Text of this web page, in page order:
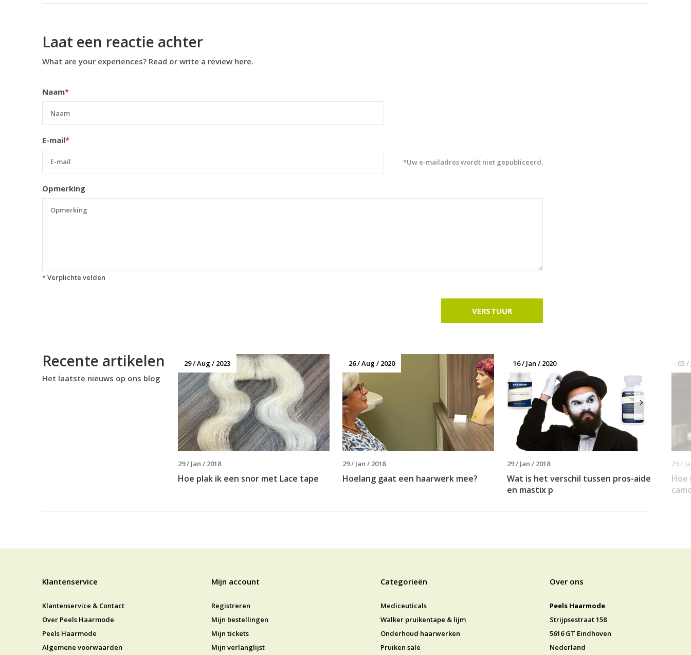
Laat een reactie achter
What are your experiences? Read or write a review here.
Naam*
E-mail*
*Uw e-mailadres wordt niet gepubliceerd.
Opmerking
* Verplichte velden
VERSTUUR
Recente artikelen
Het laatste nieuws op ons blog
29 / Aug / 2023
29 / Jan / 2018
Hoe plak ik een snor met Lace tape
26 / Aug / 2020
29 / Jan / 2018
Hoelang gaat een haarwerk mee?
16 / Jan / 2020
29 / Jan / 2018
Wat is het verschil tussen pros-aide
en mastix p
05 /
29 /
Klantenservice
Klantenservice & Contact
Over Peels Haarmode
Peels Haarmode
Algemene voorwaarden
Mijn account
Registreren
Mijn bestellingen
Mijn tickets
Mijn verlanglijst
Categorieën
Mediceuticals
Walker pruikentape & lijm
Onderhoud haarwerken
Pruiken sale
Over ons
Peels Haarmode
Strijpsestraat 158
5616 GT Eindhoven
Nederland